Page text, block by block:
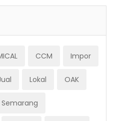
CCM Impor
Lokal OAK
Semarang